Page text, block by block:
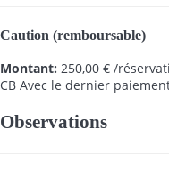
Caution (remboursable)
Montant: 250,00 € /
CB Avec le dernier
Observations